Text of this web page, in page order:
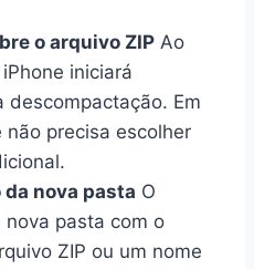
o arquivo ZIP Ao
iniciará
descompactação. Em
não precisa escolher
nova pasta O
pasta com o
ZIP ou um nome